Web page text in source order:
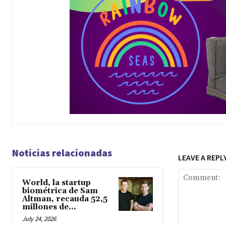
Noticias relacionadas
World, la startup
biométrica de Sam
Altman, recauda 52,5
millones de...
July 24, 2026
LEAVE A